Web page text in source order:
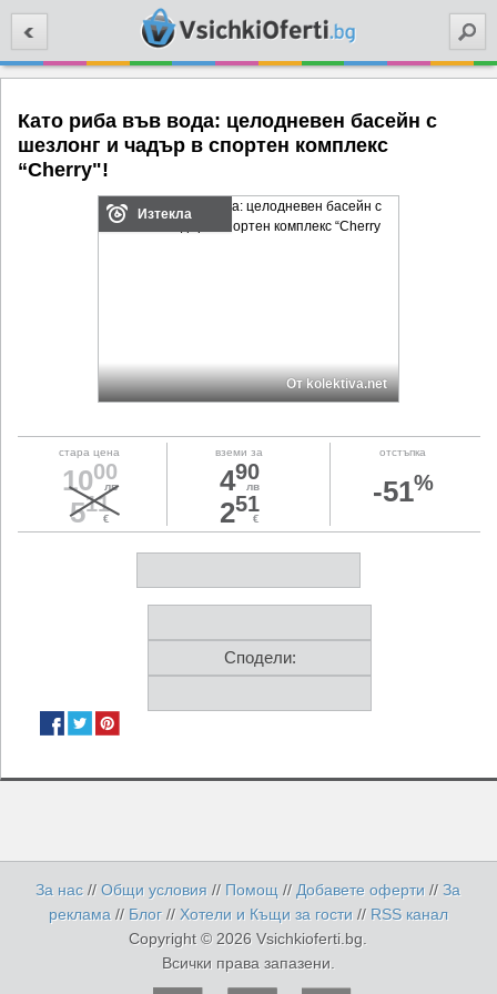
Като риба във вода: целодневен басейн с
шезлонг и чадър в спортен комплекс
“Cherry"!
Изтекла
От kolektiva.net
стара цена
1000
лв
511
€
вземи за
490
лв
251
€
отстъпка
-51%
Сподели:
За нас //Общи условия // Помощ // Добавете оферти//За
реклама // Блог // Хотели и Къщи за гости // RSS канал
Copyright © 2026 Vsichkioferti.bg.
Всички права запазени.